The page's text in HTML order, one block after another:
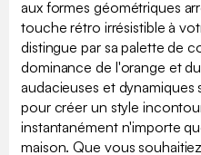
aux formes géométriques
touche rétro irrésistible à
distingue par sa palette de
dominance de l'orange et
audacieuses et
pour créer un style
instantanément n'importe
maison. Que vous